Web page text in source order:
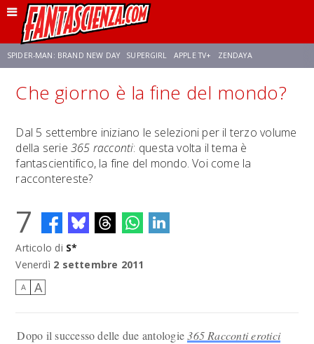
SPIDER-MAN: BRAND NEW DAY SUPERGIRL APPLE TV+ ZENDAYA
FRANCO RICCIARDIELLO AVENGERS: DOOMSDAY STAR TREK NETFLIX
SADIE SINK STAR TREK: STRANGE NEW WORLDS
Che giorno è la fine del mondo?
Dal 5 settembre iniziano le selezioni per il terzo volume
della serie 365 racconti: questa volta il tema è
fantascientifico, la fine del mondo. Voi come la
raccontereste?
7
Articolo di S*
Venerdì 2 settembre 2011
A A
Dopo il successo delle due antologie365 Racconti erotici